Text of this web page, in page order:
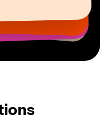
d’information